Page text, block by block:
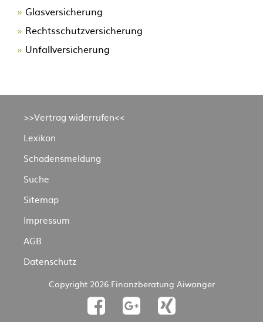
Glasversicherung
Rechtsschutzversicherung
Unfallversicherung
>>Vertrag widerrufen<<
Lexikon
Schadensmeldung
Suche
Sitemap
Impressum
AGB
Datenschutz
Copyright 2026 Finanzberatung Aiwanger